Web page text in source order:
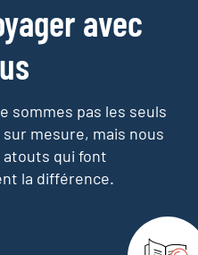
avec
sommes pas les seuls
mesure, mais nous
atouts qui font
la différence.